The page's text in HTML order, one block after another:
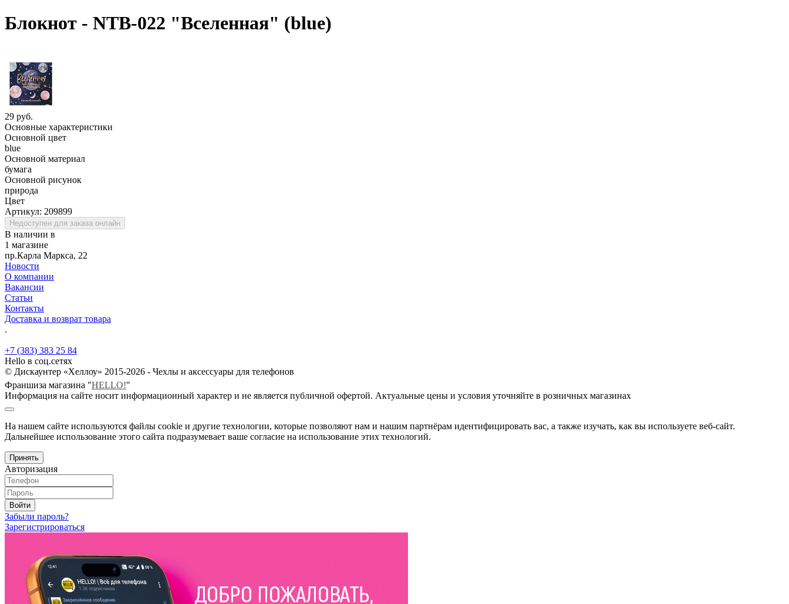
Блокнот - NTB-022 "Вселенная" (blue)
29 руб.
Основные характеристики
Основной цвет
blue
Основной материал
бумага
Основной рисунок
природа
Цвет
Артикул: 209899
Недоступен для заказа онлайн
В наличии в
1 магазине
пр.Карла Маркса, 22
Новости
О компании
Вакансии
Статьи
Контакты
Доставка и возврат товара
.
+7 (383) 383 25 84
Hello в соц.сетях
© Дискаунтер «Хеллоу» 2015-2026 - Чехлы и аксессуары для телефонов
Франшиза магазина "HELLO!"
Информация на сайте носит информационный характер и не является публичной офертой. Актуальные цены и условия уточняйте в розничных магазинах
На нашем сайте используются файлы cookie и другие технологии, которые позволяют нам и нашим партнёрам идентифицировать вас, а также изучать, как вы используете веб-сайт.
Дальнейшее использование этого сайта подразумевает ваше согласие на использование этих технологий.
Принять
Авторизация
Войти
Забыли пароль?
Зарегистрироваться